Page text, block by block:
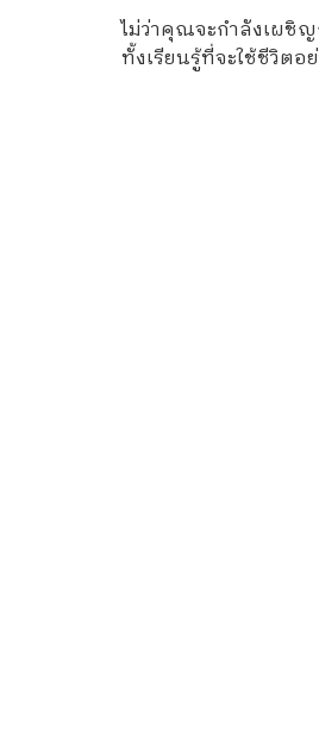
ไม่ว่าคุณจะกำลังเผชิ
ทั้งเรียนรู้ที่จะใช้ชีวิตอ